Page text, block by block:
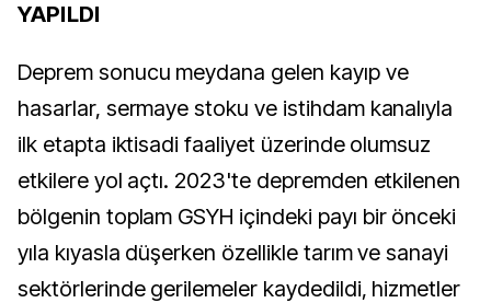
YAPILDI
Deprem sonucu meydana gelen kayıp ve
hasarlar, sermaye stoku ve istihdam kanalıyla
ilk etapta iktisadi faaliyet üzerinde olumsuz
etkilere yol açtı. 2023'te depremden etkilenen
bölgenin toplam GSYH içindeki payı bir önceki
yıla kıyasla düşerken özellikle tarım ve sanayi
sektörlerinde gerilemeler kaydedildi, hizmetler